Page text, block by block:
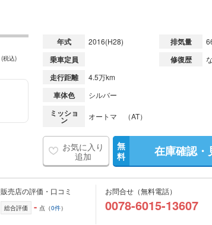
(税込)
年式 2016(H28) 排気量
乗車定員 修復歴
走行距離 4.5万km
車体色 シルバー
ミッショ
ン オートマ （AT）
お気に入り
追加
無
料
在庫確認・
販売店の評価・口コミ
総合評価 - 点（0件）
お問合せ（無料電話）
0078-6015-13607